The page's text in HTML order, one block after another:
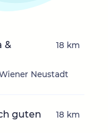
&
Neustadt
18 km
guten
18 km